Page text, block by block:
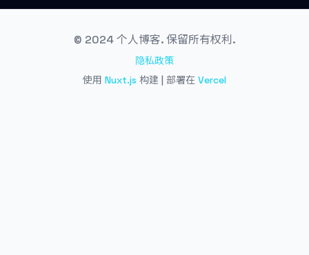
© 2024 个人博客. 保留所有权利.
隐私政策
使用 Nuxt.js 构建 | 部署在 Vercel